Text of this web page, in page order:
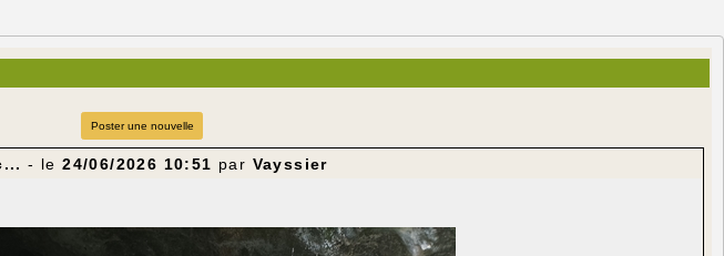
Poster une nouvelle
- le24/06/2026 10:51 par Vayssier